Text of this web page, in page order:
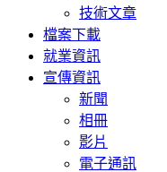
技術文章
檔案下載
就業資訊
宣傳資訊
新聞
相冊
影片
電子通訊